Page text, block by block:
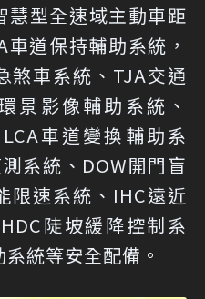
慧型全速域主動車距
道保持輔助系統，
煞車系統、TJA交通
景影像輔助系統、
車道變換輔助系
系統、DOW開門盲
限速系統、IHC遠近
陡坡緩降控制系
統等安全配備。